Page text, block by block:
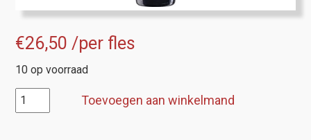
€26,50 /per fles
10 op voorraad
Pfaffl,
St.Laurent
Toevoegen aan winkelmand